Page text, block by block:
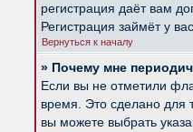
регистрация даёт вам
Регистрация займёт у
Вернуться к началу
» Почему мне
Если вы не отметили
время. Это сделано для
вы можете выбрать